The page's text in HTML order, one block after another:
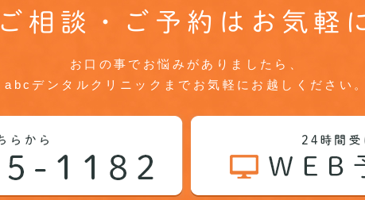
ご相談・ご予約はお気軽
お口の事でお悩みがありましたら、
abcデンタルクリニックまでお気軽にお越しください